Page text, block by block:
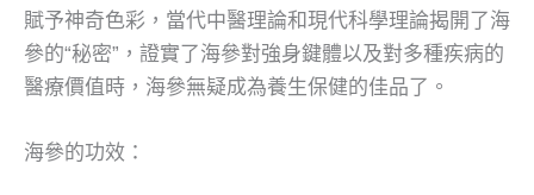
賦予神奇色彩，當代中醫理論和現代科學理論揭開了海
參的“秘密”，證實了海參對強身鍵體以及對多種疾病的
醫療價值時，海參無疑成為養生保健的佳品了。
海參的功效：